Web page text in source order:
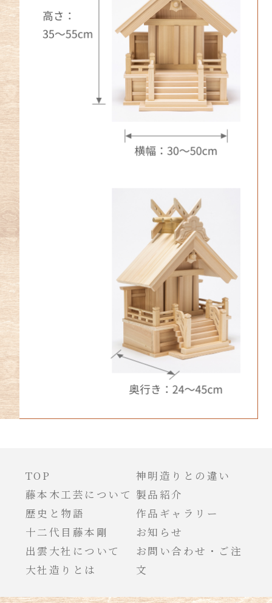
TOP
藤本木工芸について
歴史と物語
十二代目藤本剛
出雲大社について
大社造りとは
神明造りとの違い
製品紹介
作品ギャラリー
お知らせ
お問い合わせ・ご注
文